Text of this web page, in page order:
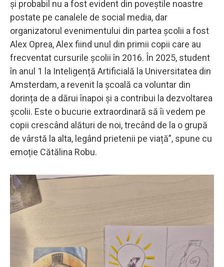
și probabil nu a fost evident din poveștile noastre
postate pe canalele de social media, dar
organizatorul evenimentului din partea școlii a fost
Alex Oprea, Alex fiind unul din primii copii care au
frecventat cursurile școlii în 2016. În 2025, student
în anul 1 la Inteligență Artificială la Universitatea din
Amsterdam, a revenit la școală ca voluntar din
dorința de a dărui înapoi și a contribui la dezvoltarea
școlii. Este o bucurie extraordinară să îi vedem pe
copii crescând alături de noi, trecând de la o grupă
de vârstă la alta, legând prietenii pe viață”, spune cu
emoție Cătălina Robu.